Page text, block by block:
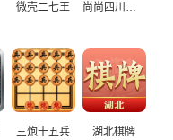
微壳二七王 尚尚四川麻将
三炮十五兵 湖北棋牌